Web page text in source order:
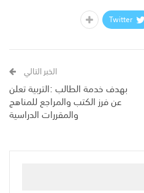
Twitter
الخبر التالي
بهدف خدمة الطالب :التربية تعلن
عن فرز الكتب والمراجع للمناهج
والمقررات الدراسية